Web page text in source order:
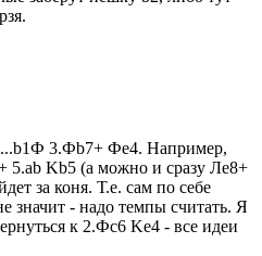
3.Фb7+ Фe4. Например,
5.ab Kb5 (а можно и сразу Лe8+
за коня. Т.е. сам по себе
значит - надо темпы считать. Я
к 2.Фс6 Ke4 - все идеи